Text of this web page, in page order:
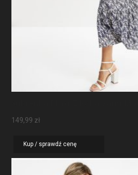
149,99 zł
Kup / sprawdź cenę